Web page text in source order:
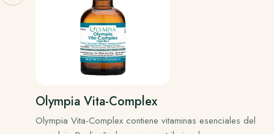
Olympia Vita-Complex
Olympia Vita-Complex contiene vitaminas esenciales del